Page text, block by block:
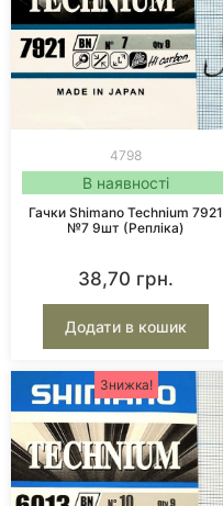
4798
В наявності
Гачки Shimano Technium 7921
№7 9шт (репліка)
38,70 грн.
Додати в кошик
Знижка!